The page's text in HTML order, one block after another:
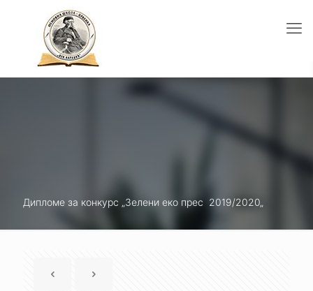
Дипломе за конкурс „Зелени еко прес 2019/2020„